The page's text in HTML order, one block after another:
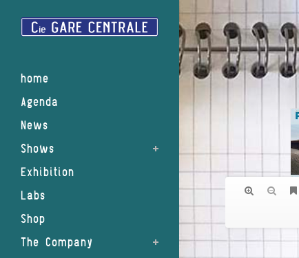
home
Agenda
News
Shows
Exhibition
Labs
Shop
The Company